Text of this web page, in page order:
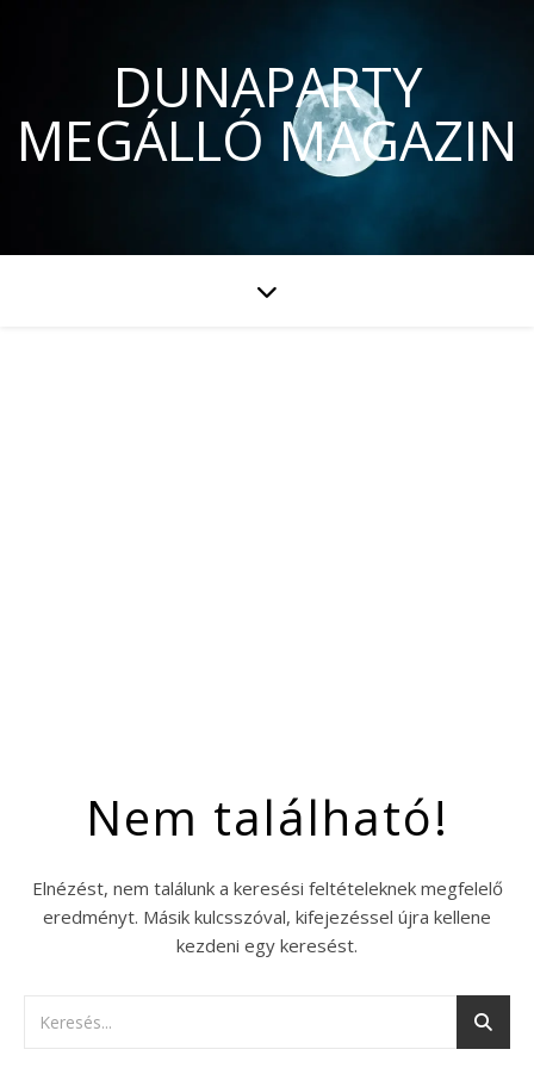
DUNAPARTY
MEGÁLLÓ MAGAZIN
Nem található!
Elnézést, nem találunk a keresési feltételeknek megfelelő
eredményt. Másik kulcsszóval, kifejezéssel újra kellene
kezdeni egy keresést.